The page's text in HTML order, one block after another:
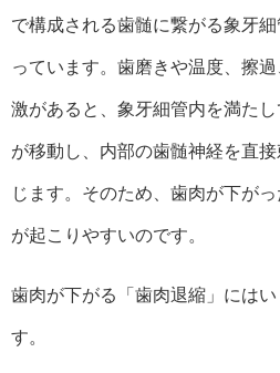
で構成される歯髄に繋がる象牙
っています。歯磨きや温度、擦
激があると、象牙細管内を満た
が移動し、内部の歯髄神経を直
じます。そのため、歯肉が下が
が起こりやすいのです。
歯肉が下がる「歯肉退縮」には
す。